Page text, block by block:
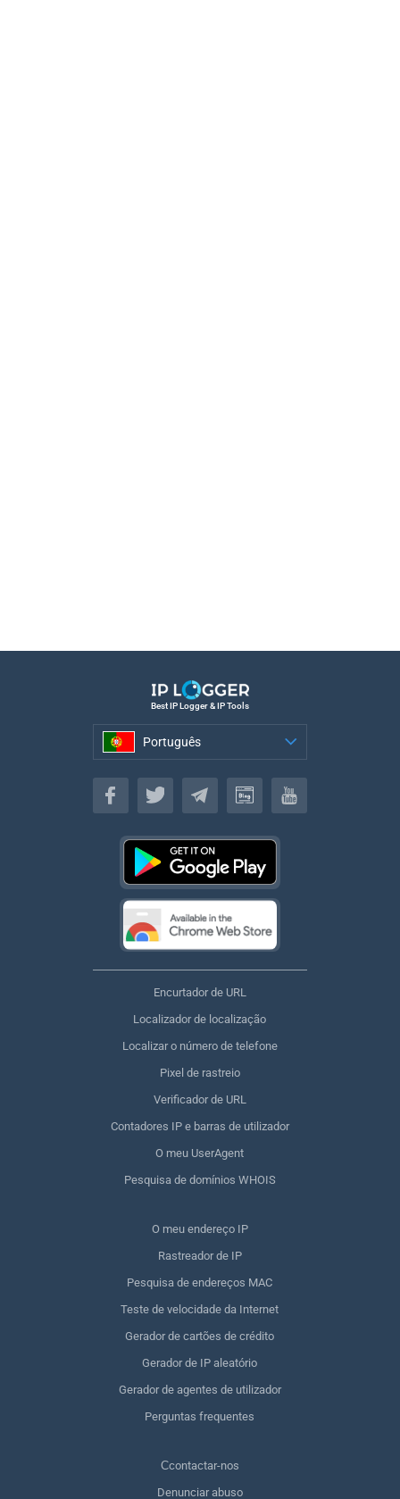
Best IP Logger & IP Tools
Português
Português
Encurtador de URL
Localizador de localização
Localizar o número de telefone
Pixel de rastreio
Verificador de URL
Contadores IP e barras de utilizador
O meu UserAgent
Pesquisa de domínios WHOIS
O meu endereço IP
Rastreador de IP
Pesquisa de endereços MAC
Teste de velocidade da Internet
Gerador de cartões de crédito
Gerador de IP aleatório
Gerador de agentes de utilizador
Perguntas frequentes
Сcontactar-nos
Denunciar abuso